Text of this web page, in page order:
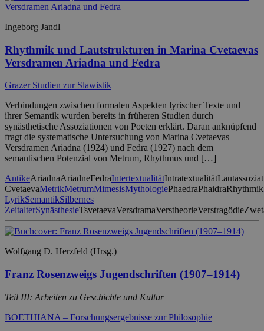
Ingeborg Jandl
Rhythmik und Lautstrukturen in Marina Cvetaevas
Versdramen Ariadna und Fedra
Grazer Studien zur Slawistik
Verbindungen zwischen formalen Aspekten lyrischer Texte und
ihrer Semantik wurden bereits in früheren Studien durch
synästhetische Assoziationen von Poeten erklärt. Daran anknüpfend
fragt die systematische Untersuchung von Marina Cvetaevas
Versdramen Ariadna (1924) und Fedra (1927) nach dem
semantischen Potenzial von Metrum, Rhythmus und […]
AntikeAriadnaAriadneFedraIntertextualitätIntratextualität
CvetaevaMetrikMetrumMimesisMythologiePhaedraPhaidraRhythmik
LyrikSemantikSilbernes
ZeitalterSynästhesieTsvetaevaVersdramaVerstheorieVerstragödie
Wolfgang D. Herzfeld (Hrsg.)
Franz Rosenzweigs Jugendschriften (1907–1914)
Teil III: Arbeiten zu Geschichte und Kultur
BOETHIANA – Forschungsergebnisse zur Philosophie